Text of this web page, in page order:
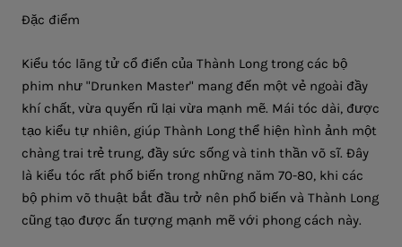
Đặc điểm
Kiểu tóc lãng tử cổ điển của Thành Long trong các bộ
phim như "Drunken Master" mang đến một vẻ ngoài đầy
khí chất, vừa quyến rũ lại vừa mạnh mẽ. Mái tóc dài, được
tạo kiểu tự nhiên, giúp Thành Long thể hiện hình ảnh một
chàng trai trẻ trung, đầy sức sống và tinh thần võ sĩ. Đây
là kiểu tóc rất phổ biến trong những năm 70-80, khi các
bộ phim võ thuật bắt đầu trở nên phổ biến và Thành Long
cũng tạo được ấn tượng mạnh mẽ với phong cách này.